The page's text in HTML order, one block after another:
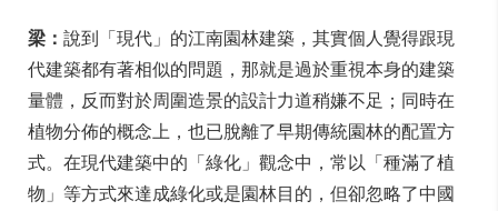
梁： 說到「現代」的江南園林建築，其實個人覺得跟現
代建築都有著相似的問題，那就是過於重視本身的建築
量體，反而對於周圍造景的設計力道稍嫌不足；同時在
植物分佈的概念上，也已脫離了早期傳統園林的配置方
式。在現代建築中的「綠化」觀念中，常以「種滿了植
物」等方式來達成綠化或是園林目的，但卻忽略了中國